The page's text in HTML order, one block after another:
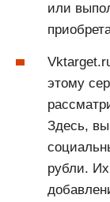
или
этому
Здесь,
рубли.